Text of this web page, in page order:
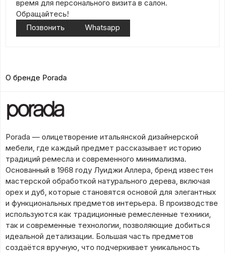
время для персонального визита в салон.
Обращайтесь!
Позвонить
Whatsapp
О бренде Porada
Porada — олицетворение итальянской дизайнерской
мебели, где каждый предмет рассказывает историю
традиций ремесла и современного минимализма.
Основанный в 1968 году Луиджи Аллера, бренд известен
мастерской обработкой натурального дерева, включая
орех и дуб, которые становятся основой для элегантных
и функциональных предметов интерьера. В производстве
используются как традиционные ремесленные техники,
так и современные технологии, позволяющие добиться
идеальной детализации. Большая часть предметов
создаётся вручную, что подчеркивает уникальность